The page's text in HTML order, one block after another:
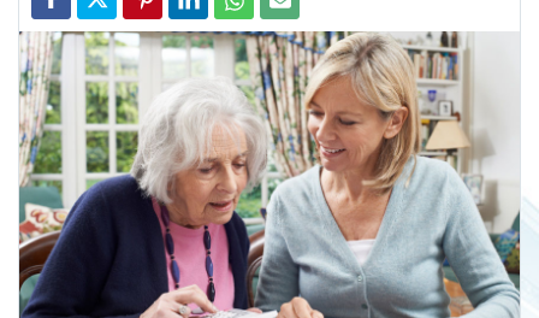
Partager